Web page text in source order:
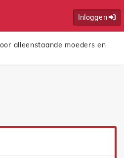
Inloggen
alleenstaande moeders en